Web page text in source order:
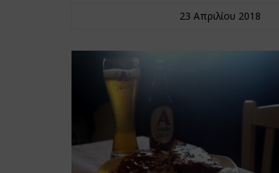
23 Απριλίου 2018